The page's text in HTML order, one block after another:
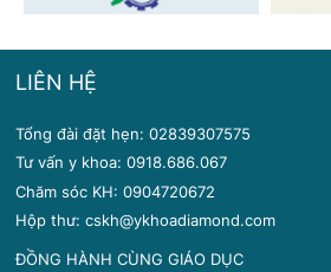
LIÊN HỆ
Tổng đài đặt hẹn: 02839307575
Tư vấn y khoa: 0918.686.067
Chăm sóc KH: 0904720672
Hộp thư: cskh@ykhoadiamond.com
ĐỒNG HÀNH CÙNG GIÁO DỤC